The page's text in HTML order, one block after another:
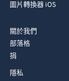
圖片轉換器 iOS
關於我們
部落格
捐
隱私